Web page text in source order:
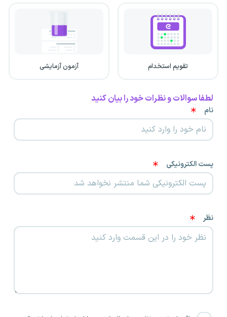
تقویم استخدام آزمون آزمایشی
لطفا سوالات و نظرات خود را بیان کنید
نام
پست الکترونیکی
نظر